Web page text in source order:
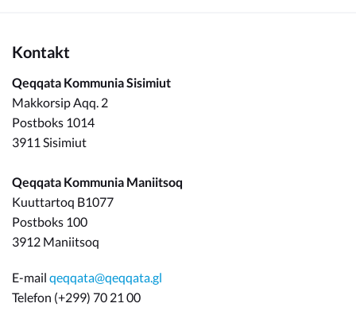
Kontakt
Qeqqata Kommunia Sisimiut
Makkorsip Aqq. 2
Postboks 1014
3911 Sisimiut
Qeqqata Kommunia Maniitsoq
Kuuttartoq B1077
Postboks 100
3912 Maniitsoq
E-mail qeqqata@qeqqata.gl
Telefon (+299) 70 21 00